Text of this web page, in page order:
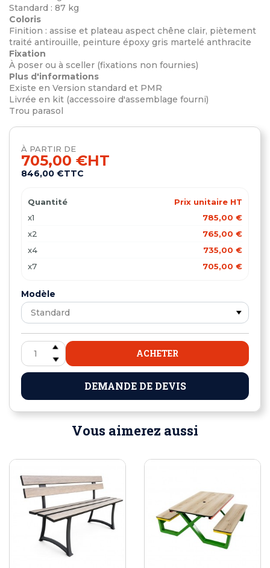
Standard : 87 kg
Coloris
Finition : assise et plateau aspect chêne clair, piètement
traité antirouille, peinture époxy gris martelé anthracite
Fixation
À poser ou à sceller (fixations non fournies)
Plus d'informations
Existe en Version standard et PMR
Livrée en kit (accessoire d'assemblage fourni)
Trou parasol
À PARTIR DE
705,00 €HT
846,00 €TTC
Quantité
Prix unitaire HT
x1
785,00 €
x2
765,00 €
x4
735,00 €
x7
705,00 €
Modèle
ACHETER
DEMANDE DE DEVIS
Vous aimerez aussi